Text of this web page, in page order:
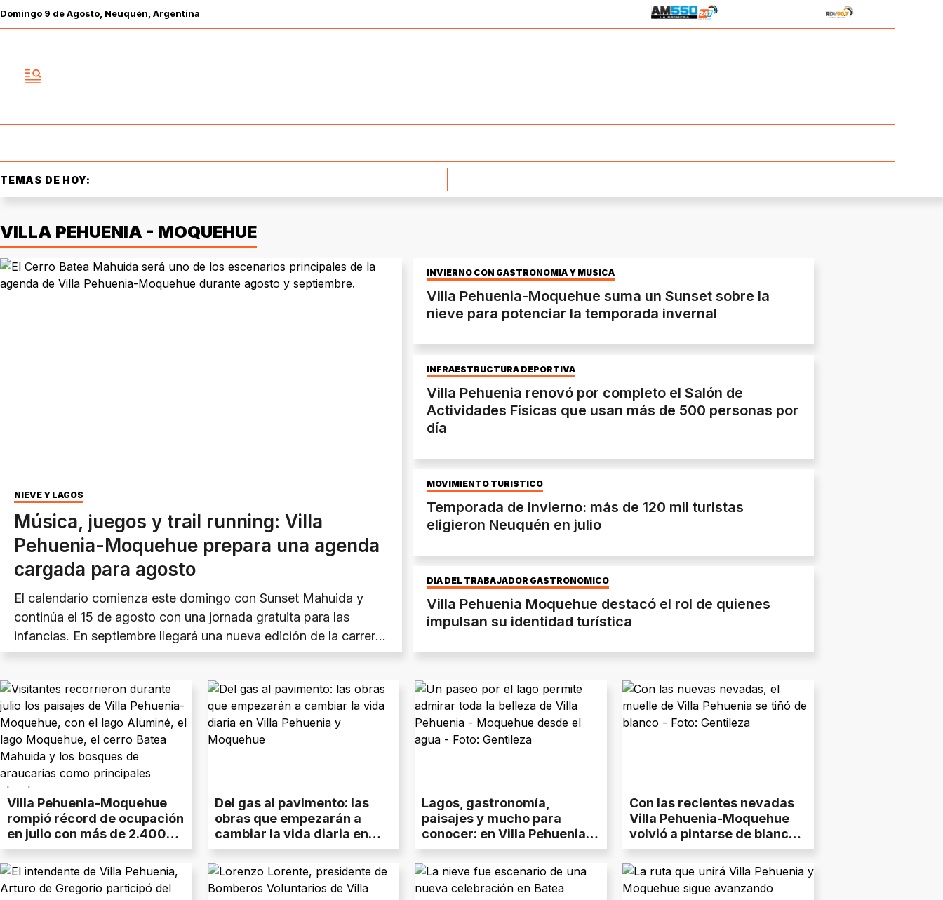
Domingo 9 deAgosto , Neuquén, Argentina
TEMAS DE HOY:
VILLA PEHUENIA - MOQUEHUE
NIEVE Y LAGOS
Música, juegos y trail running: Villa
Pehuenia-Moquehue prepara una agenda
cargada para agosto
El calendario comienza este domingo con Sunset Mahuida y
continúa el 15 de agosto con una jornada gratuita para las
infancias. En septiembre llegará una nueva edición de la carrera
de montaña, con circuitos de 10K y 21K sobre un escenario
INVIERNO CON GASTRONOMÍA Y MÚSICA
Villa Pehuenia-Moquehue suma un Sunset sobre la
nieve para potenciar la temporada invernal
INFRAESTRUCTURA DEPORTIVA
Villa Pehuenia renovó por completo el Salón de
Actividades Físicas que usan más de 500 personas por
día
MOVIMIENTO TURÍSTICO
Temporada de invierno: más de 120 mil turistas
eligieron Neuquén en julio
DÍA DEL TRABAJADOR GASTRONÓMICO
Villa Pehuenia Moquehue destacó el rol de quienes
impulsan su identidad turística
Villa Pehuenia-Moquehue
rompió récord de ocupación
en julio con más de 2.400
turistas
Del gas al pavimento: las
obras que empezarán a
cambiar la vida diaria en
Villa Pehuenia y Moquehue
Lagos, gastronomía,
paisajes y mucho para
conocer: en Villa Pehuenia -
Moquehue el invierno es
más que nieve y esquí
Con las recientes nevadas
Villa Pehuenia-Moquehue
volvió a pintarse de blanco y
se fortalece la temporada
de invierno